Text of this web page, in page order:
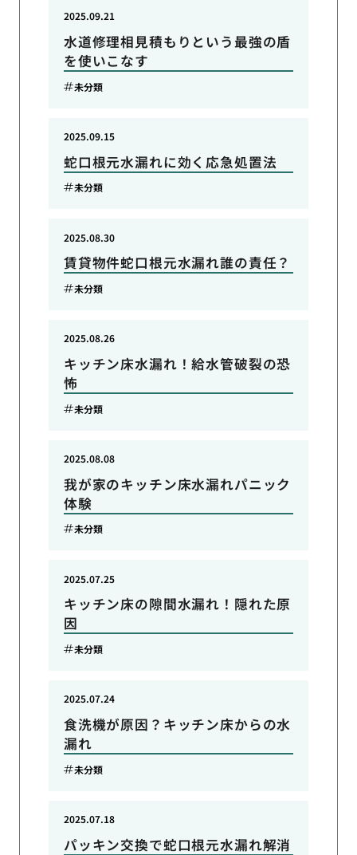
水道修理相見積もりという最強の盾
を使いこなす
2025.09.21
未分類
蛇口根元水漏れに効く応急処置法
2025.09.15
未分類
賃貸物件蛇口根元水漏れ誰の責任？
2025.08.30
未分類
キッチン床水漏れ！給水管破裂の恐
怖
2025.08.26
未分類
我が家のキッチン床水漏れパニック
体験
2025.08.08
未分類
キッチン床の隙間水漏れ！隠れた原
因
2025.07.25
未分類
食洗機が原因？キッチン床からの水
漏れ
2025.07.24
未分類
パッキン交換で蛇口根元水漏れ解消
2025.07.18